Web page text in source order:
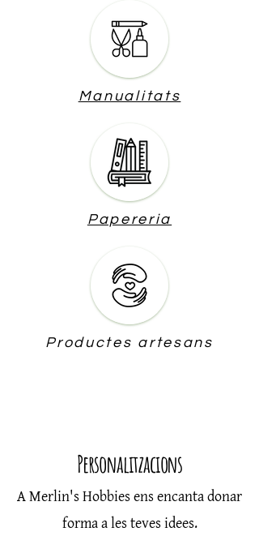
Manualitats
Papereria
Productes artesans
Personalitzacions
A Merlin's Hobbies ens encanta donar
forma a les teves idees.